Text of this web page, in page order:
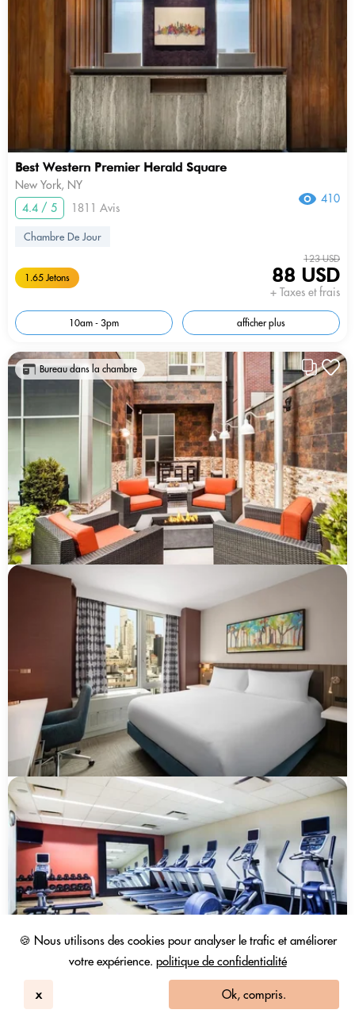
🍪 Nous utilisons des cookies pour analyser le trafic et améliorer
votre expérience. politique de confidentialité
x Ok, compris.
Best Western Premier Herald Square
New York, NY
4.4 / 5
1811 Avis
410
Chambre De Jour
1.65 Jetons
123 USD
88 USD
+ Taxes et frais
10am - 3pm afficher plus
Bureau dans la chambre